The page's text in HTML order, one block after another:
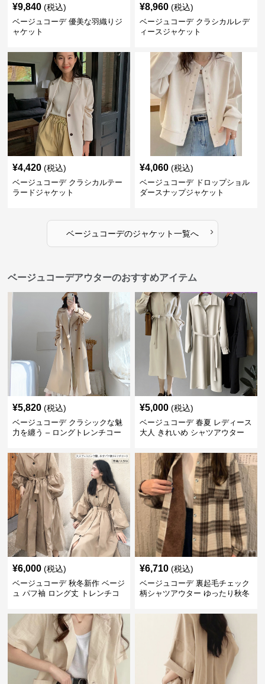
¥9,840 (税込)
ベージュコーデ 優美な羽織りジ
ャケット
¥8,960 (税込)
ベージュコーデ クラシカルレデ
ィースジャケット
¥4,420 (税込)
ベージュコーデ クラシカルテー
ラードジャケット
¥4,060 (税込)
ベージュコーデ ドロップショル
ダースナップジャケット
ベージュコーデのジャケット一覧へ ›
ベージュコーデアウターのおすすめアイテム
¥5,820 (税込)
ベージュコーデ クラシックな魅
力を纏う – ロングトレンチコー
¥5,000 (税込)
ベージュコーデ 春夏 レディース
大人 きれいめ シャツアウター
¥6,000 (税込)
ベージュコーデ 秋冬新作 ベージ
ュ パフ袖 ロング丈 トレンチコ
¥6,710 (税込)
ベージュコーデ 裏起毛チェック
柄シャツアウター ゆったり秋冬